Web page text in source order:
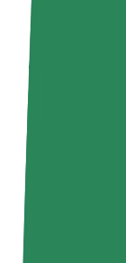
Productos y
Términos y